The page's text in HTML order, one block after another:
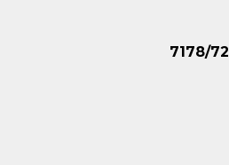
7178/72